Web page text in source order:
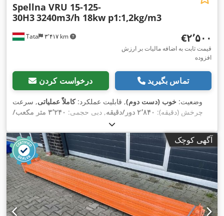
Tata ۳٬۴۱۷ km
Spellna VRU 15-125-
30H33240m3/h 18kw p1:1,2kg/m3
‎€۲٬۵۰۰
قیمت ثابت به اضافه مالیات بر ارزش
افزوده
درخواست کردن تماس بگیرید
وضعیت: خوب (دست دوم), قابلیت عملکرد:کاملاً عملیاتی, سرعت
چرخش (دقیقه): ۲٬۸۴۰ دور/دقیقه , دبی حجمی:
۳٬۲۴۰ متر مکعب/
۱۸ کیلووات (۲۴٫۴۷ اسب
بخار),
آگهی کوچک